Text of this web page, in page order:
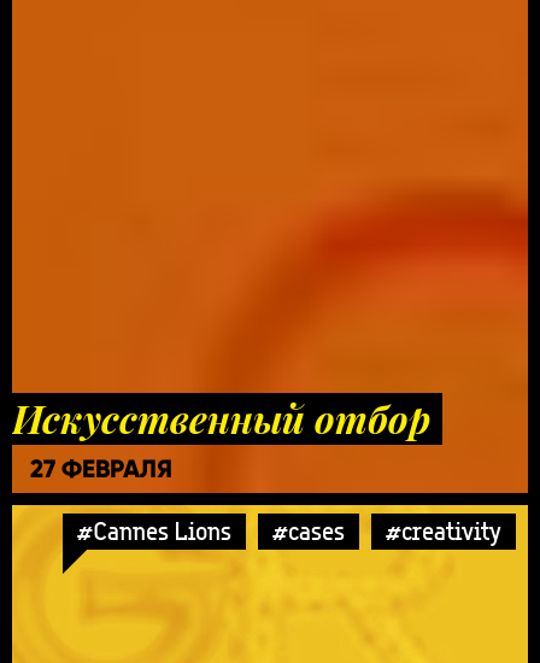
Искусственный отбор
27 ФЕВРАЛЯ
#Cannes Lions #cases #creativity